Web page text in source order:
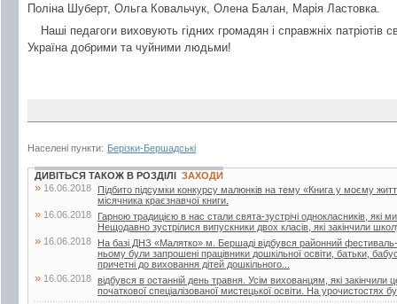
Поліна Шуберт, Ольга Ковальчук, Олена Балан, Марія Ластовка.
Наші педагоги виховують гідних громадян і справжніх патріотів
Україна добрими та чуйними людьми!
Населені пункти: Берізки-Бершадські
ДИВІТЬСЯ ТАКОЖ В РОЗДІЛІ ЗАХОДИ
» 16.06.2018
Підбито підсумки конкурсу малюнків на тему «Книга у моєму
місячника краєзнавчої книги.
» 16.06.2018
Гарною традицією в нас стали свята-зустрічі однокласників, які
Нещодавно зустрілися випускники двох класів, які закінчили
» 16.06.2018
На базі ДНЗ «Малятко» м. Бершаді відбувся районний
ньому були запрошені працівники дошкільної освіти, батьки,
причетні до виховання дітей дошкільного...
» 16.06.2018 відбувся в останній день травня. Усім вихованцям, які
початкової спеціалізованої мистецької освіти. На урочистостях